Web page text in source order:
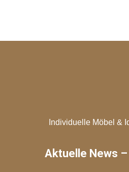
Individuelle Möbel &
Aktuelle News